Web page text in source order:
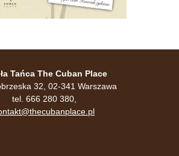
Tańca The Cuban Place
32, 02-341 Warszawa
tel. 666 280 380,